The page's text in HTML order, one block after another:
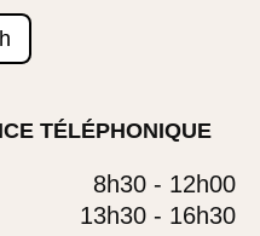
TÉLÉPHONIQUE
8h30 - 12h00
13h30 - 16h30